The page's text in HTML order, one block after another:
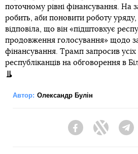
поточному рівні фінансування. На
робить, аби поновити роботу уряду,
відповіла, що він «підштовхує
продовження голосування» щодо
фінансування. Трамп запросив усіх
республіканців на обговорення в
Автор: Олександр Булін
FacebookTwitter